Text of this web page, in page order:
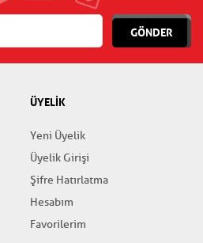
GÖNDER
ÜYELİK
Yeni Üyelik
Üyelik Girişi
Şifre Hatırlatma
Hesabım
Favorilerim